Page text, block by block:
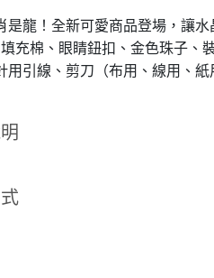
是龍！全新可愛商品登場，讓
填充棉、眼睛鈕扣、金色珠子
用引線、剪刀（布用、線用、